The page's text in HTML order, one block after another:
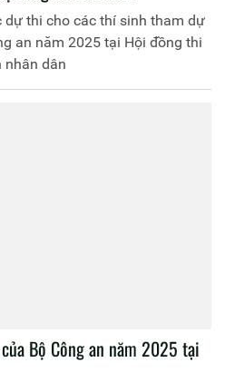
dự thi cho các thí sinh tham dự
an năm 2025 tại Hội đồng thi
nhân dân
Bộ Công an năm 2025 tại